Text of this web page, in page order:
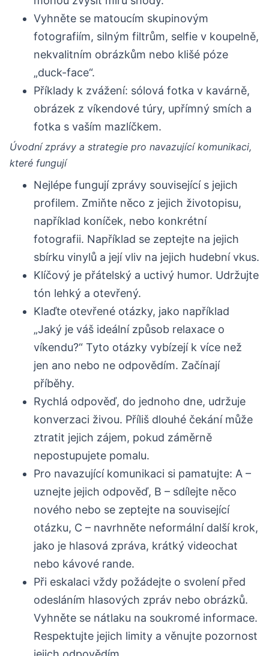
Vyhněte se matoucím skupinovým
fotografiím, silným filtrům, selfie v koupelně,
nekvalitním obrázkům nebo klišé póze
„duck-face“.
Příklady k zvážení: sólová fotka v kavárně,
obrázek z víkendové túry, upřímný smích a
fotka s vaším mazlíčkem.
Úvodní zprávy a strategie pro navazující komunikaci,
které fungují
Nejlépe fungují zprávy související s jejich
profilem. Zmiňte něco z jejich životopisu,
například koníček, nebo konkrétní
fotografii. Například se zeptejte na jejich
sbírku vinylů a její vliv na jejich hudební vkus.
Klíčový je přátelský a uctivý humor. Udržujte
tón lehký a otevřený.
Klaďte otevřené otázky, jako například
„Jaký je váš ideální způsob relaxace o
víkendu?“ Tyto otázky vybízejí k více než
jen ano nebo ne odpovědím. Začínají
příběhy.
Rychlá odpověď, do jednoho dne, udržuje
konverzaci živou. Příliš dlouhé čekání může
ztratit jejich zájem, pokud záměrně
nepostupujete pomalu.
Pro navazující komunikaci si pamatujte: A –
uznejte jejich odpověď, B – sdílejte něco
nového nebo se zeptejte na související
otázku, C – navrhněte neformální další krok,
jako je hlasová zpráva, krátký videochat
nebo kávové rande.
Při eskalaci vždy požádejte o svolení před
odesláním hlasových zpráv nebo obrázků.
Vyhněte se nátlaku na soukromé informace.
Respektujte jejich limity a věnujte pozornost